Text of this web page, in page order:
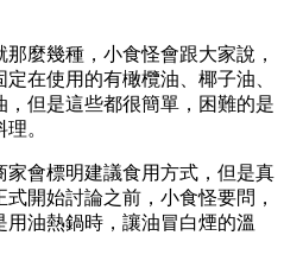
麼幾種，小食怪會跟大家說，
定在使用的有橄欖油、椰子油、
但是這些都很簡單，困難的是
。
會標明建議食用方式，但是真
開始討論之前，小食怪要問，
油熱鍋時，讓油冒白煙的溫